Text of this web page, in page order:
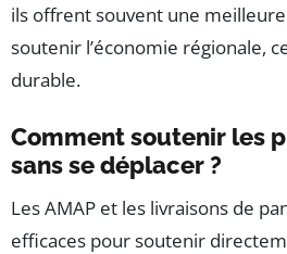
ils offrent souvent une
soutenir l’économie régionale,
durable.
Comment soutenir les
sans se déplacer ?
Les AMAP et les livraisons de
efficaces pour soutenir